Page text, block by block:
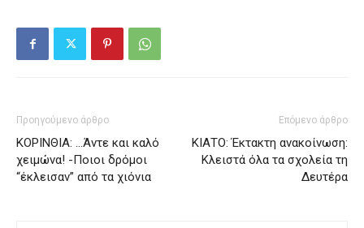
Προηγούμενο άρθρο
ΚΟΡΙΝΘΙΑ: …Άντε και καλό
χειμώνα! -Ποιοι δρόμοι
“έκλεισαν” από τα χιόνια
Επόμενο άρθρο
ΚΙΑΤΟ: Έκτακτη ανακοίνωση:
Κλειστά όλα τα σχολεία τη
Δευτέρα